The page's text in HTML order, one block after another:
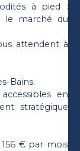
à pied :
le marché du
attendent à
Bains.
en
stratégique
€ par mois